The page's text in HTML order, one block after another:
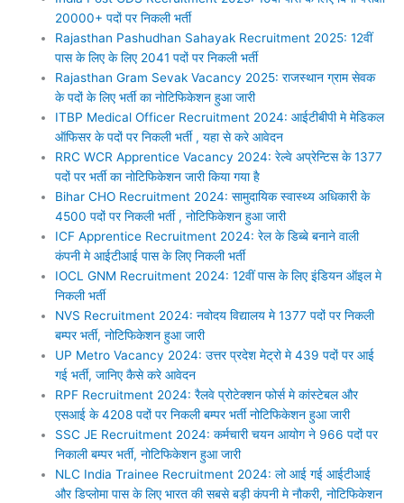
20000+ पदों पर निकली भर्ती
Rajasthan Pashudhan Sahayak Recruitment 2025: 12वीं
पास के लिए के लिए 2041 पदों पर निकली भर्ती
Rajasthan Gram Sevak Vacancy 2025: राजस्थान ग्राम सेवक
के पदों के लिए भर्ती का नोटिफिकेशन हुआ जारी
ITBP Medical Officer Recruitment 2024: आईटीबीपी मे मेडिकल
ऑफिसर के पदों पर निकली भर्ती , यहा से करे आवेदन
RRC WCR Apprentice Vacancy 2024: रेल्वे अप्रेन्टिस के 1377
पदों पर भर्ती का नोटिफिकेशन जारी किया गया है
Bihar CHO Recruitment 2024: सामुदायिक स्वास्थ्य अधिकारी के
4500 पदों पर निकली भर्ती , नोटिफिकेशन हुआ जारी
ICF Apprentice Recruitment 2024: रेल के डिब्बे बनाने वाली
कंपनी मे आईटीआई पास के लिए निकली भर्ती
IOCL GNM Recruitment 2024: 12वीं पास के लिए इंडियन ऑइल मे
निकली भर्ती
NVS Recruitment 2024: नवोदय विद्यालय मे 1377 पदों पर निकली
बम्पर भर्ती, नोटिफिकेशन हुआ जारी
UP Metro Vacancy 2024: उत्तर प्रदेश मेट्रो मे 439 पदों पर आई
गई भर्ती, जानिए कैसे करे आवेदन
RPF Recruitment 2024: रैलवे प्रोटेक्शन फोर्स मे कांस्टेबल और
एसआई के 4208 पदों पर निकली बम्पर भर्ती नोटिफिकेशन हुआ जारी
SSC JE Recruitment 2024: कर्मचारी चयन आयोग ने 966 पदों पर
निकाली बम्पर भर्ती, नोटिफिकेशन हुआ जारी
NLC India Trainee Recruitment 2024: लो आई गई आईटीआई
और डिप्लोमा पास के लिए भारत की सबसे बड़ी कंपनी मे नौकरी, नोटिफिकेशन